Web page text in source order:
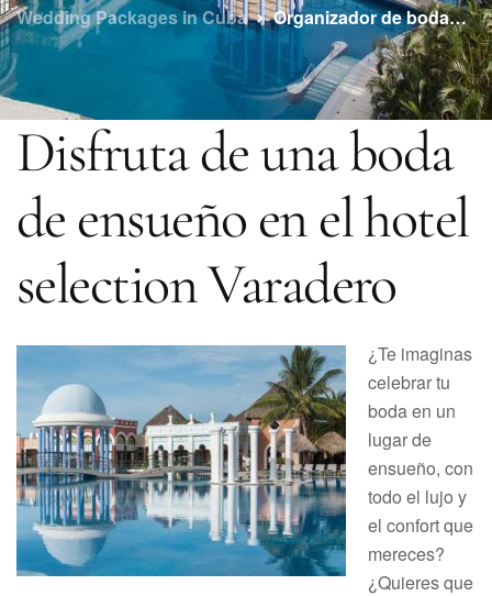
Wedding Packages in Cuba Organizador de bodas Selección Iberostar Varadero
Disfruta de una boda
de ensueño en el hotel
selection Varadero
¿Te imaginas
celebrar tu
boda en un
lugar de
ensueño, con
todo el lujo y
el confort que
mereces?
¿Quieres que